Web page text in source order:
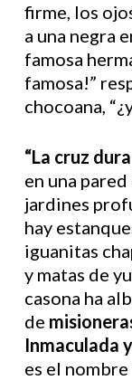
firme, los
a una negra
famosa
famosa!”
chocoana,
“La cruz
en una
jardines
hay
iguanitas
y matas de
casona ha
de
Inmaculada
es el